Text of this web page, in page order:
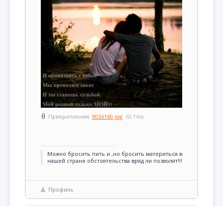
Прикрепления: 9036160.jpg (51.7 Kb)
Можно бросить пить и ,но бросить материться в
нашей стране обстоятельства вряд ли позволят!!!
Профиль